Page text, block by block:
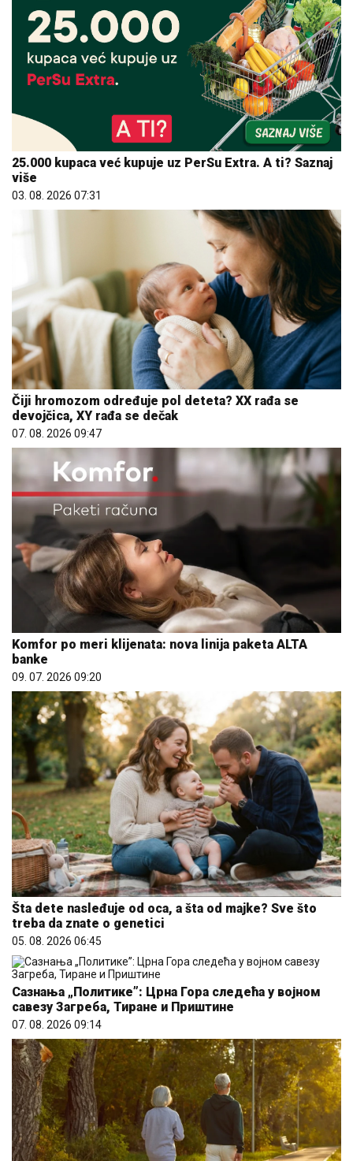
25.000 kupaca već kupuje uz PerSu Extra. A ti? Saznaj
više
03. 08. 2026 07:31
Čiji hromozom određuje pol deteta? XX rađa se
devojčica, XY rađa se dečak
07. 08. 2026 09:47
Komfor po meri klijenata: nova linija paketa ALTA
banke
09. 07. 2026 09:20
Šta dete nasleđuje od oca, a šta od majke? Sve što
treba da znate o genetici
05. 08. 2026 06:45
Сазнања „Политике”: Црна Гора следећа у војном
савезу Загреба, Тиране и Приштине
07. 08. 2026 09:14